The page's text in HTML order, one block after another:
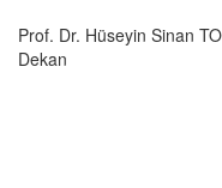
Prof. Dr. Hüseyin Sinan
Dekan